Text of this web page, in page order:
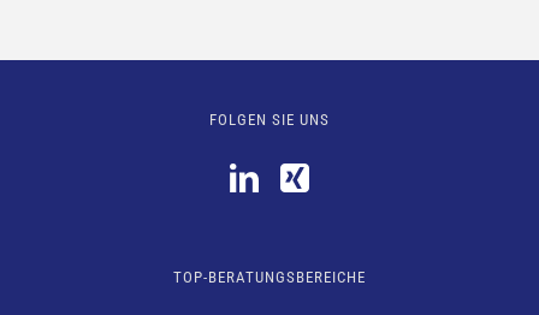
FOLGEN SIE UNS
TOP-BERATUNGSBEREICHE